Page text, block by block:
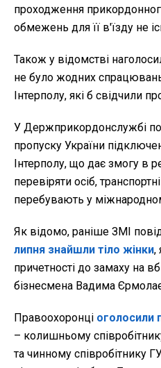
проходження
обмежень для її в'їзду не
Також у відомстві
не було жодних
Інтерполу, які б свідчили
У Держприкордонслужбі
пропуску України
Інтерполу, що дає змогу в
перевіряти осіб,
перебувають у
Як відомо, раніше ЗМІ
липня знайшли тіло жінки,
причетності до замаху на
бізнесмена Вадима
Правоохоронці оголосили
– колишньому
та чинному співробітнику